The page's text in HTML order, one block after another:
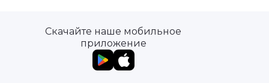
Скачайте наше мобильное
приложение